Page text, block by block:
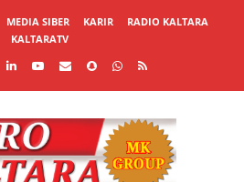
MEDIA SIBER KARIR
RADIO KALTARA
KALTARATV